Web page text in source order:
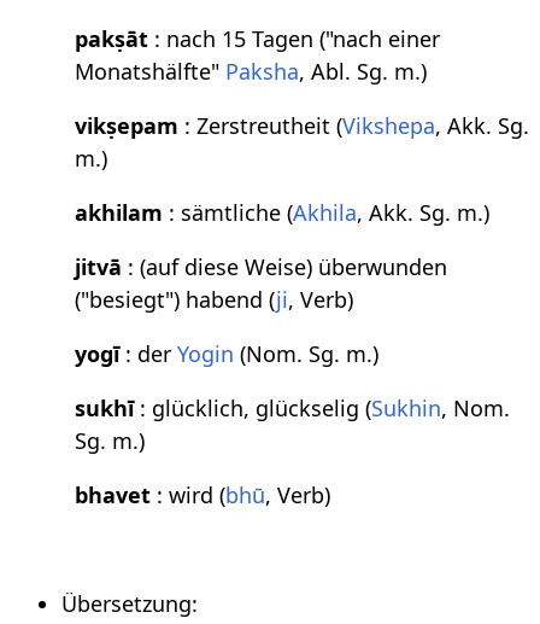
pakṣāt : nach 15 Tagen ("nach einer
Monatshälfte" Paksha, Abl. Sg. m.)
vikṣepam : Zerstreutheit (Vikshepa, Akk. Sg.
m.)
akhilam : sämtliche (Akhila, Akk. Sg. m.)
jitvā : (auf diese Weise) überwunden
("besiegt") habend (ji, Verb)
yogī: derYogin (Nom. Sg. m.)
sukhī: glücklich, glückselig (Sukhin, Nom.
Sg. m.)
bhavet : wird (bhū, Verb)
Übersetzung: